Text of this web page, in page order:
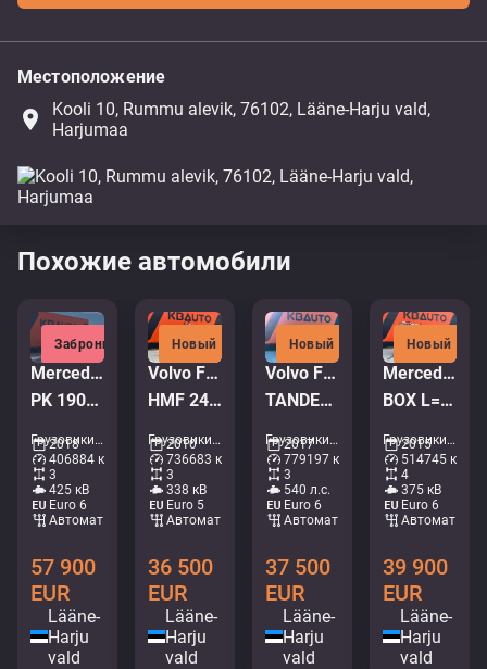
Местоположение
place
Kooli 10, Rummu alevik, 76102, Lääne-Harju vald,
Harjumaa
Похожие автомобили
Забронировано
Mercedes-Benz Actros 2658 6x4
PK 19001 / RETARDER / BOX L=6628 mm
Грузовики - Кран-самосвал • M250-6011
2018
406884 км
3
425 кВ
Euro 6
Aвтомат
57 900
EUR
Lääne-
Harju
vald
Новый
Volvo FM 450 6x2*4
HMF 2420 K5 / PALIFT L=4750 mm
Грузовики - Мультилифт • M062-7905
2010
736683 км
3
338 кВ
Euro 5
Aвтомат
36 500
EUR
Lääne-
Harju
vald
Новый
Volvo FMX 540 6x4
TANDEM AXEL LIFT / SIDE TIPP
Грузовики - Самосвал • M250-4095
2017
779197 км
3
540 л.с.
Euro 6
Aвтомат
37 500
EUR
Lääne-
Harju
vald
Новый
Mercedes-Benz Arocs 3251 8x4
BOX L=6155 mm
Грузовики - Самосвал • M635-6038
2015
514745 км
4
375 кВ
Euro 6
Aвтомат
39 900
EUR
Lääne-
Harju
vald